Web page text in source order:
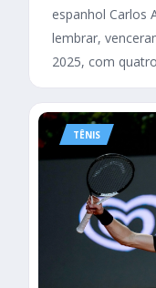
espanhol Carlos
lembrar,
2025, com
TÊNIS